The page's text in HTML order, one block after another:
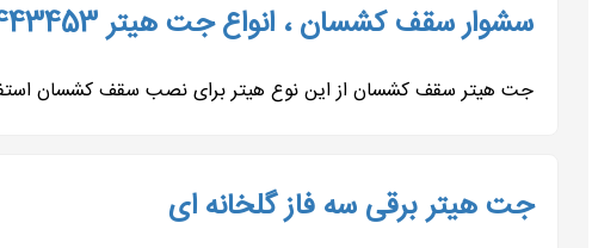
سشوار سقف کشسان ، انواع جت هیتر 09197443453
جت هیتر سقف کشسان از این نوع هیتر برای نصب سقف کشسان
جت هیتر برقی سه فاز گلخانه ای